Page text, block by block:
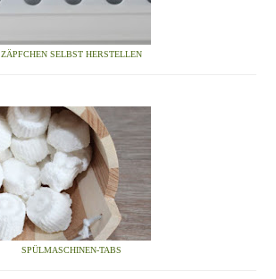
ZÄPFCHEN SELBST HERSTELLEN
SPÜLMASCHINEN-TABS